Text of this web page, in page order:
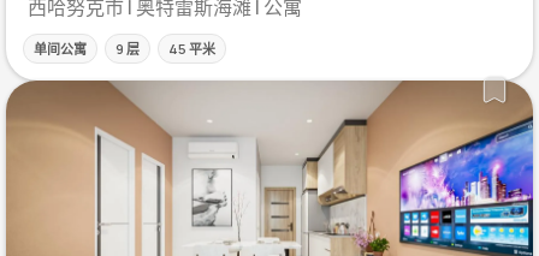
西哈努克市 | 奥特雷斯海滩 | 公寓
单间公寓 9 层 45 平米